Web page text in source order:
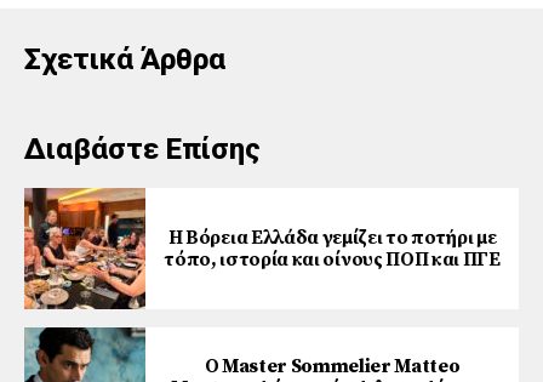
Σχετικά Άρθρα
Διαβάστε Επίσης
Η Βόρεια Ελλάδα γεμίζει το ποτήρι με
τόπο, ιστορία και οίνους ΠΟΠ και ΠΓΕ
Ο Master Sommelier Matteo